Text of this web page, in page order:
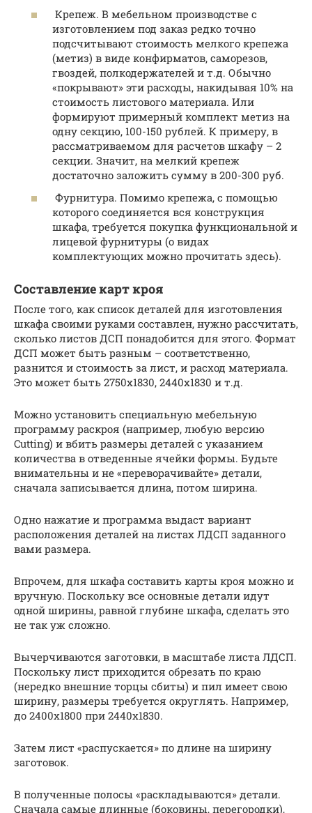
Крепеж. В мебельном производстве с
изготовлением под заказ редко точно
подсчитывают стоимость мелкого крепежа
(метиз) в виде конфирматов, саморезов,
гвоздей, полкодержателей и т.д. Обычно
«покрывают» эти расходы, накидывая 10% на
стоимость листового материала. Или
формируют примерный комплект метиз на
одну секцию, 100-150 рублей. К примеру, в
рассматриваемом для расчетов шкафу – 2
секции. Значит, на мелкий крепеж
достаточно заложить сумму в 200-300 руб.
Фурнитура. Помимо крепежа, с помощью
которого соединяется вся конструкция
шкафа, требуется покупка функциональной и
лицевой фурнитуры (о видах
комплектующих можно прочитать здесь).
Составление карт кроя
После того, как список деталей для изготовления
шкафа своими руками составлен, нужно рассчитать,
сколько листов ДСП понадобится для этого. Формат
ДСП может быть разным – соответственно,
разнится и стоимость за лист, и расход материала.
Это может быть 2750х1830, 2440х1830 и т.д.
Можно установить специальную мебельную
программу раскроя (например, любую версию
Cutting) и вбить размеры деталей с указанием
количества в отведенные ячейки формы. Будьте
внимательны и не «переворачивайте» детали,
сначала записывается длина, потом ширина.
Одно нажатие и программа выдаст вариант
расположения деталей на листах ЛДСП заданного
вами размера.
Впрочем, для шкафа составить карты кроя можно и
вручную. Поскольку все основные детали идут
одной ширины, равной глубине шкафа, сделать это
не так уж сложно.
Вычерчиваются заготовки, в масштабе листа ЛДСП.
Поскольку лист приходится обрезать по краю
(нередко внешние торцы сбиты) и пил имеет свою
ширину, размеры требуется округлять. Например,
до 2400х1800 при 2440х1830.
Затем лист «распускается» по длине на ширину
заготовок.
В полученные полосы «раскладываются» детали.
Сначала самые длинные (боковины, перегородки),